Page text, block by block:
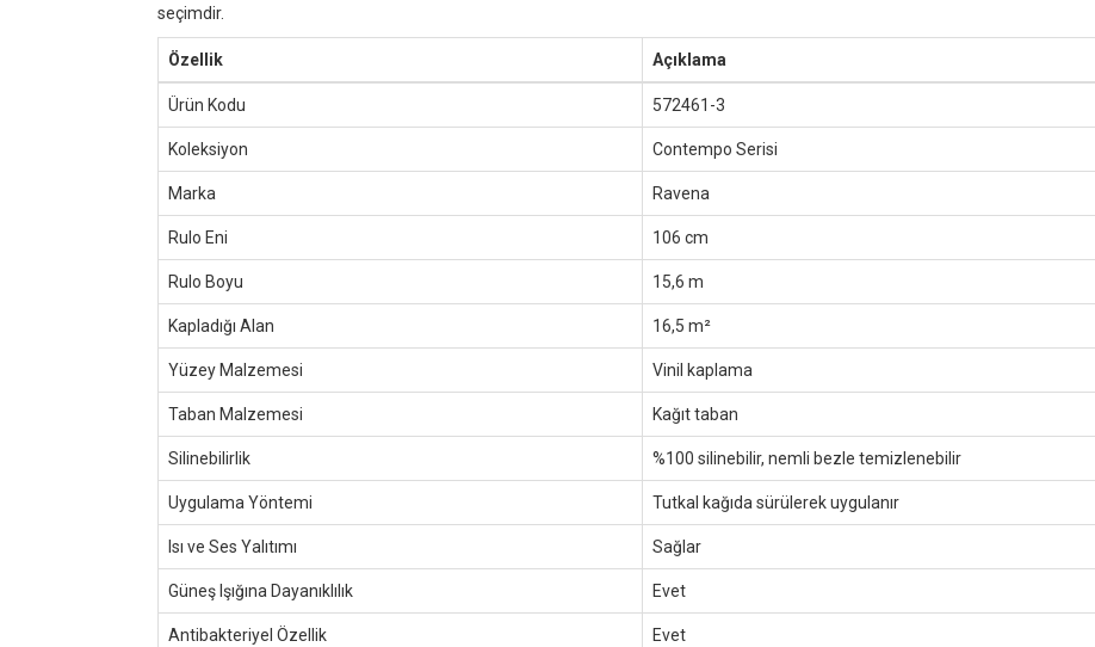
seçimdir.
Özellik Açıklama
Ürün Kodu 572461-3
Koleksiyon Contempo Serisi
Marka Ravena
Rulo Eni 106 cm
Rulo Boyu 15,6 m
Kapladığı Alan 16,5 m²
Yüzey Malzemesi Vinil kaplama
Taban Malzemesi Kağıt taban
Silinebilirlik %100 silinebilir, nemli bezle temizlenebilir
Uygulama Yöntemi Tutkal kağıda sürülerek uygulanır
Isı ve Ses Yalıtımı Sağlar
Güneş Işığına Dayanıklılık Evet
Antibakteriyel Özellik Evet